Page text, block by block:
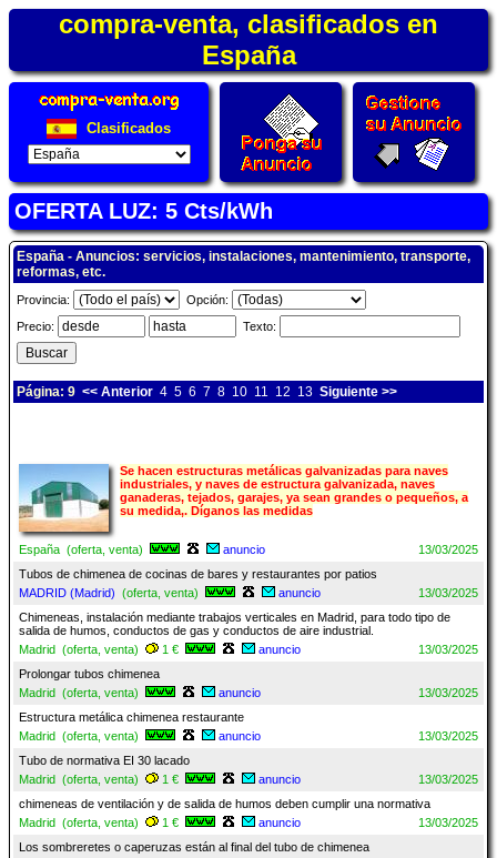
compra-venta, clasificados en
España
Clasificados
OFERTA LUZ: 5 Cts/kWh
España - Anuncios: servicios, instalaciones, mantenimiento, transporte,
reformas, etc.
Provincia:
Opción:
Precio:
Texto:
Página: 9 << Anterior 4 5 6 7 8 10 11 12 13 Siguiente >>
Se hacen estructuras metálicas galvanizadas para naves
industriales, y naves de estructura galvanizada, naves
ganaderas, tejados, garajes, ya sean grandes o pequeños, a
su medida,. Díganos las medidas
España (oferta, venta) anuncio
13/03/2025
Tubos de chimenea de cocinas de bares y restaurantes por patios
MADRID (Madrid) (oferta, venta) anuncio
13/03/2025
Chimeneas, instalación mediante trabajos verticales en Madrid, para todo tipo de
salida de humos, conductos de gas y conductos de aire industrial.
Madrid (oferta, venta)
1 € anuncio
13/03/2025
Prolongar tubos chimenea
Madrid (oferta, venta)
anuncio
13/03/2025
Estructura metálica chimenea restaurante
Madrid (oferta, venta)
anuncio
13/03/2025
Tubo de normativa EI 30 lacado
Madrid (oferta, venta)
1 € anuncio
13/03/2025
chimeneas de ventilación y de salida de humos deben cumplir una normativa
Madrid (oferta, venta)
1 € anuncio
13/03/2025
Los sombreretes o caperuzas están al final del tubo de chimenea